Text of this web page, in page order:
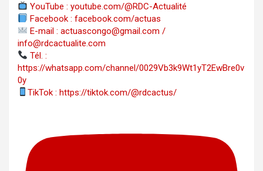
YouTube : youtube.com/@RDC-Actualité
Facebook : facebook.com/actuas
E-mail : actuascongo@gmail.com /
info@rdcactualite.com
Tél. : ‪‪‪‪‪‪‪‪‪‪‪‪‪‪‪‪‪‪‪‪‪‪‪‪‪‪‪‪‪‪‪‪
https://whatsapp.com/channel/0029Vb3k9Wt1yT2EwBre0v
0y
TikTok : https://tiktok.com/@rdcactus/